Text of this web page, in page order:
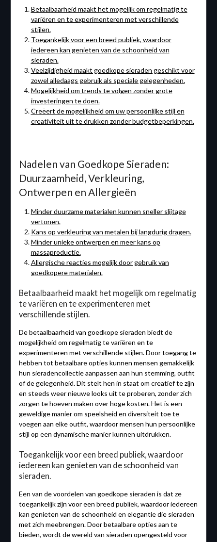
Betaalbaarheid maakt het mogelijk om regelmatig te
variëren en te experimenteren met verschillende
stijlen.
Toegankelijk voor een breed publiek, waardoor
iedereen kan genieten van de schoonheid van
sieraden.
Veelzijdigheid maakt goedkope sieraden geschikt voor
zowel alledaags gebruik als speciale gelegenheden.
Mogelijkheid om trends te volgen zonder grote
investeringen te doen.
Creëert de mogelijkheid om uw persoonlijke stijl en
creativiteit uit te drukken zonder budgetbeperkingen.
Nadelen van Goedkope Sieraden:
Duurzaamheid, Verkleuring,
Ontwerpen en Allergieën
Minder duurzame materialen kunnen sneller slijtage
vertonen.
Kans op verkleuring van metalen bij langdurig dragen.
Minder unieke ontwerpen en meer kans op
massaproductie.
Allergische reacties mogelijk door gebruik van
goedkopere materialen.
Betaalbaarheid maakt het mogelijk om regelmatig
te variëren en te experimenteren met
verschillende stijlen.
De betaalbaarheid van goedkope sieraden biedt de
mogelijkheid om regelmatig te variëren en te
experimenteren met verschillende stijlen. Door toegang te
hebben tot betaalbare opties kunnen mensen gemakkelijk
hun sieradencollectie aanpassen aan hun stemming, outfit
of de gelegenheid. Dit stelt hen in staat om creatief te zijn
en steeds weer nieuwe looks uit te proberen, zonder zich
zorgen te hoeven maken over hoge kosten. Het is een
geweldige manier om speelsheid en diversiteit toe te
voegen aan elke outfit, waardoor mensen hun persoonlijke
stijl op een dynamische manier kunnen uitdrukken.
Toegankelijk voor een breed publiek, waardoor
iedereen kan genieten van de schoonheid van
sieraden.
Een van de voordelen van goedkope sieraden is dat ze
toegankelijk zijn voor een breed publiek, waardoor iedereen
kan genieten van de schoonheid en elegantie die sieraden
met zich meebrengen. Door betaalbare opties aan te
bieden, wordt de wereld van sieraden opengesteld voor